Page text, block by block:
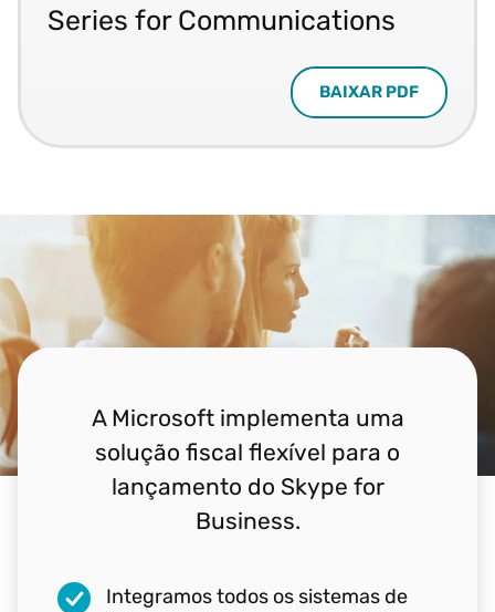
Series for Communications
BAIXAR PDF
A Microsoft implementa uma
solução fiscal flexível para o
lançamento do Skype for
Business.
Integramos todos os sistemas de